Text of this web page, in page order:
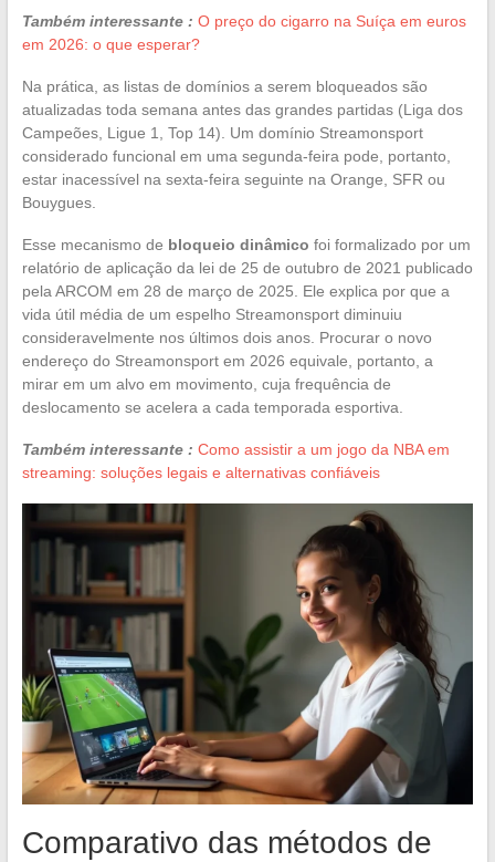
Também interessante : O preço do cigarro na Suíça em euros
em 2026: o que esperar?
Na prática, as listas de domínios a serem bloqueados são
atualizadas toda semana antes das grandes partidas (Liga dos
Campeões, Ligue 1, Top 14). Um domínio Streamonsport
considerado funcional em uma segunda-feira pode, portanto,
estar inacessível na sexta-feira seguinte na Orange, SFR ou
Bouygues.
Esse mecanismo de bloqueio dinâmico foi formalizado por um
relatório de aplicação da lei de 25 de outubro de 2021 publicado
pela ARCOM em 28 de março de 2025. Ele explica por que a
vida útil média de um espelho Streamonsport diminuiu
consideravelmente nos últimos dois anos. Procurar o novo
endereço do Streamonsport em 2026 equivale, portanto, a
mirar em um alvo em movimento, cuja frequência de
deslocamento se acelera a cada temporada esportiva.
Também interessante : Como assistir a um jogo da NBA em
streaming: soluções legais e alternativas confiáveis
Comparativo das métodos de